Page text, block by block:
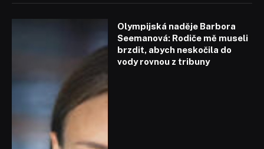
Olympijská naděje Barbora
Seemanová: Rodiče mě museli
brzdit, abych neskočila do
vody rovnou z tribuny